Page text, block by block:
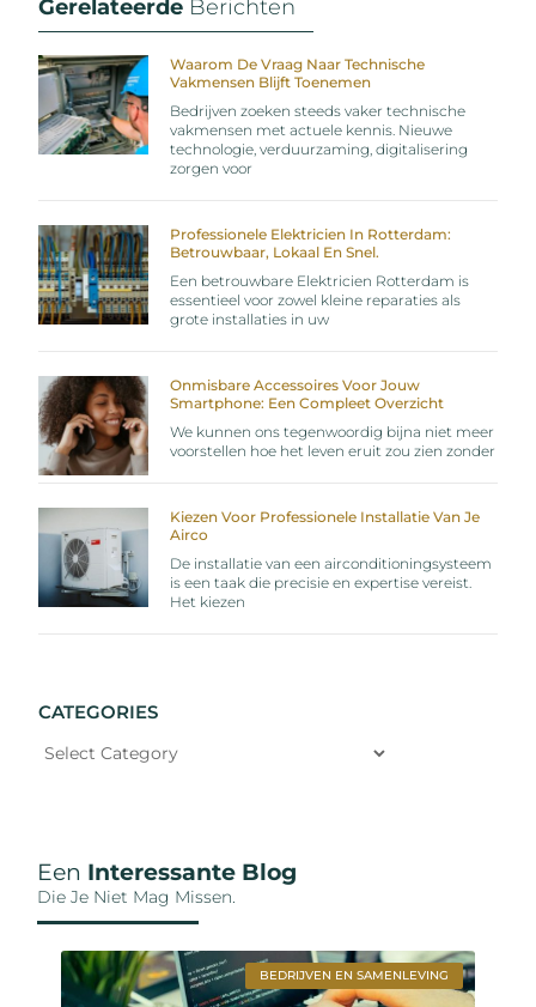
Gerelateerde Berichten
Waarom De Vraag Naar Technische
Vakmensen Blijft Toenemen
Bedrijven zoeken steeds vaker technische
vakmensen met actuele kennis. Nieuwe
technologie, verduurzaming, digitalisering
zorgen voor
Professionele Elektricien In Rotterdam:
Betrouwbaar, Lokaal En Snel.
Een betrouwbare Elektricien Rotterdam is
essentieel voor zowel kleine reparaties als
grote installaties in uw
Onmisbare Accessoires Voor Jouw
Smartphone: Een Compleet Overzicht
We kunnen ons tegenwoordig bijna niet meer
voorstellen hoe het leven eruit zou zien zonder
Kiezen Voor Professionele Installatie Van Je
Airco
De installatie van een airconditioningsysteem
is een taak die precisie en expertise vereist.
Het kiezen
CATEGORIES
Een Interessante Blog
Die Je Niet Mag Missen.
BEDRIJVEN EN SAMENLEVING